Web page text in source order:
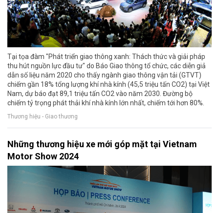
Tại tọa đàm "Phát triển giao thông xanh: Thách thức và giải pháp
thu hút nguồn lực đầu tư" do Báo Giao thông tổ chức, các diễn giả
dẫn số liệu năm 2020 cho thấy ngành giao thông vận tải (GTVT)
chiếm gần 18% tổng lượng khí nhà kính (45,5 triệu tấn CO2) tại Việt
Nam, dự báo đạt 89,1 triệu tấn CO2 vào năm 2030. Đường bộ
chiếm tỷ trọng phát thải khí nhà kính lớn nhất, chiếm tới hơn 80%.
Thương hiệu - Giao thương
Những thương hiệu xe mới góp mặt tại Vietnam
Motor Show 2024